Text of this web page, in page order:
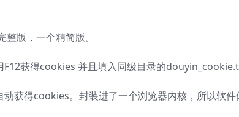
版，一个精简版。
F12获得cookies 并且填入同级目录的
获得cookies。封装进了一个浏览器内核，所以软件